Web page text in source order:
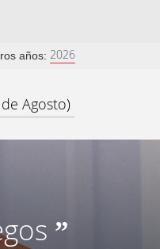
años: 2026
Agosto)
”